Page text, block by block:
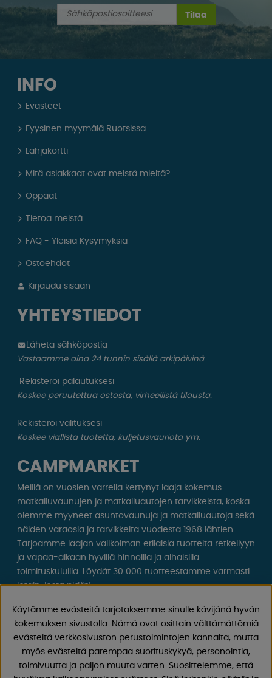
Tilaa
INFO
Evästeet
Fyysinen myymälä Ruotsissa
Lahjakortti
Mitä asiakkaat ovat meistä mieltä?
Oppaat
Tietoa meistä
FAQ - Yleisiä Kysymyksiä
Ostoehdot
Kirjaudu sisään
YHTEYSTIEDOT
Läheta sähköpostia
Vastaamme aina 24 tunnin sisällä arkipäivinä
Rekisteröi palautuksesi
Koskee peruutettua ostosta, virheellistä tilausta.
Rekisteröi valituksesi
Koskee viallista tuotetta, kuljetusvauriota ym.
CAMPMARKET
Meillä on vuosien varrella kertynyt laaja kokemus
matkailuvaunujen ja matkailuautojen tarvikkeista, koska
olemme myyneet asuntovaunuja ja matkailuautoja sekä
näiden varaosia ja tarvikkeita vuodesta 1968 lähtien.
Tarjoamme laajan valikoiman erilaisia ​​tuotteita retkeilyyn
ja vapaa-aikaan hyvillä hinnoilla ja alhaisilla
toimituskuluilla. Löydät 30 000 tuotteestamme varmasti
jotain, josta pidät!
Seuraa meitä Facebookissa ja Instagramissa saadaksesi
inspiraatiota, uutisia ja ainutlaatuisia tarjouksia.
Leirintäelämä alkaa meiltä!
Käytämme evästeitä tarjotaksemme sinulle kävijänä hyvän
kokemuksen sivustolla. Nämä ovat osittain välttämättömiä
evästeitä verkkosivuston perustoimintojen kannalta, mutta
myös evästeitä parempaa suorituskykyä, personointia,
toimivuutta ja paljon muuta varten. Suosittelemme, että